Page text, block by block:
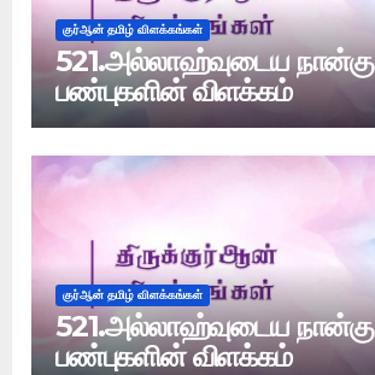
குர்ஆன் தமிழ் விளக்கங்கள்
521.அல்லாஹ்வுடைய நான்கு
பண்புகளின் விளக்கம்
குர்ஆன் தமிழ் விளக்கங்கள்
521.அல்லாஹ்வுடைய நான்கு
பண்புகளின் விளக்கம்